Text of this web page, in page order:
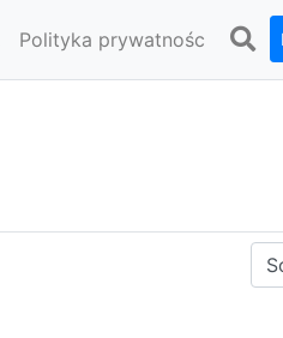
Polityka prywatnośc